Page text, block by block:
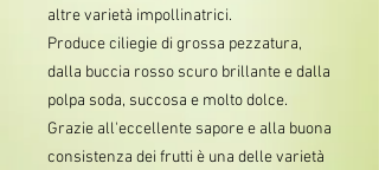
altre varietà impollinatrici.
Produce ciliegie di grossa pezzatura,
dalla buccia rosso scuro brillante e dalla
polpa soda, succosa e molto dolce.
Grazie all'eccellente sapore e alla buona
consistenza dei frutti è una delle varietà